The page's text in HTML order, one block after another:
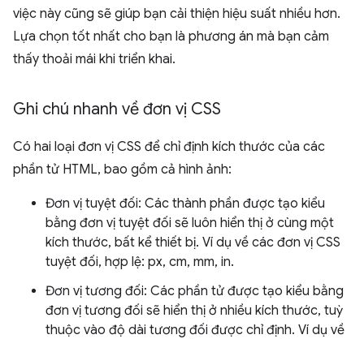
việc này cũng sẽ giúp bạn cải thiện hiệu suất nhiều hơn.
Lựa chọn tốt nhất cho bạn là phương án mà bạn cảm
thấy thoải mái khi triển khai.
Ghi chú nhanh về đơn vị CSS
Có hai loại đơn vị CSS để chỉ định kích thước của các
phần tử HTML, bao gồm cả hình ảnh:
Đơn vị tuyệt đối: Các thành phần được tạo kiểu
bằng đơn vị tuyệt đối sẽ luôn hiển thị ở cùng một
kích thước, bất kể thiết bị. Ví dụ về các đơn vị CSS
tuyệt đối, hợp lệ: px, cm, mm, in.
Đơn vị tương đối: Các phần tử được tạo kiểu bằng
đơn vị tương đối sẽ hiển thị ở nhiều kích thước, tuỳ
thuộc vào độ dài tương đối được chỉ định. Ví dụ về